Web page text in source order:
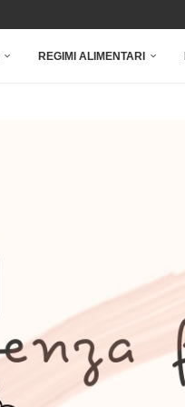
REGIMI ALIMENTARI